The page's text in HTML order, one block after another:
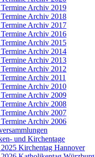
Termine Archiv 2019
Termine Archiv 2018
Termine Archiv 2017
Termine Archiv 2016
Termine Archiv 2015
Termine Archiv 2014
Termine Archiv 2013
Termine Archiv 2012
Termine Archiv 2011
Termine Archiv 2010
Termine Archiv 2009
Termine Archiv 2008
Termine Archiv 2007
Termine Archiv 2006
und Kirchentage
2025 Kirchentag Hannover